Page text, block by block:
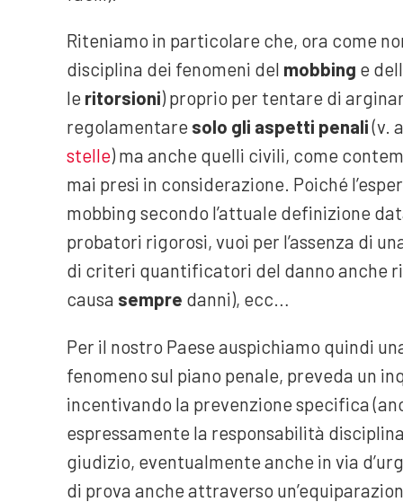
Riteniamo in particolare che, ora come
disciplina dei fenomeni del mobbing e
le ritorsioni) proprio per tentare di
regolamentare solo gli aspetti penali(v.
stelle) ma anche quelli civili, come
mai presi in considerazione. Poiché
mobbing secondo l’attuale definizione
probatori rigorosi, vuoi per l’assenza di
di criteri quantificatori del danno anche
causa sempre danni), ecc…
Per il nostro Paese auspichiamo quindi
fenomeno sul piano penale, preveda un
incentivando la prevenzione specifica
espressamente la responsabilità
giudizio, eventualmente anche in via
di prova anche attraverso